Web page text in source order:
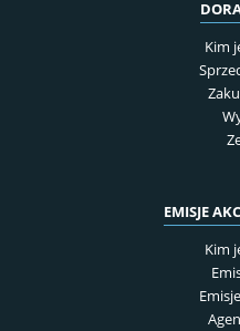
Kim
EMISJE
Kim